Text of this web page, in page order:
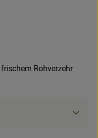
Rohverzehr